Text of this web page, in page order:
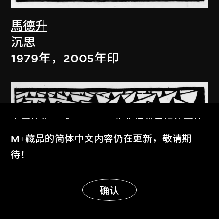
馬德升
沉思
1979年，2005年印
本网站使用「Cookies」为你提供最好的网站
体验。
了解更多
明白
M+藏品的简体中文内容仍在更新，敬请期
待！
确认
显示更多